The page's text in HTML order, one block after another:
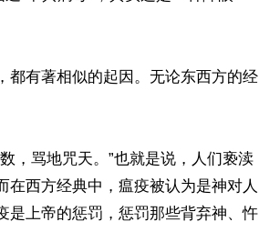
都有著相似的起因。无论东西方的经
，骂地咒天。”也就是说，人们亵渎
在西方经典中，瘟疫被认为是神对人
是上帝的惩罚，惩罚那些背弃神、忤